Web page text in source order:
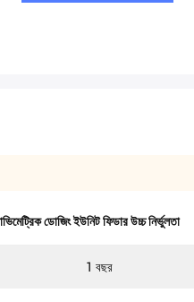
ডোজিং ইউনিট ফিডার উচ্চ নির্ভুলতা
1 বছর